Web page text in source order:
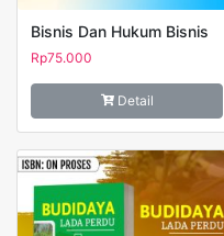
Bisnis Dan Hukum Bisnis
Rp75.000
Detail